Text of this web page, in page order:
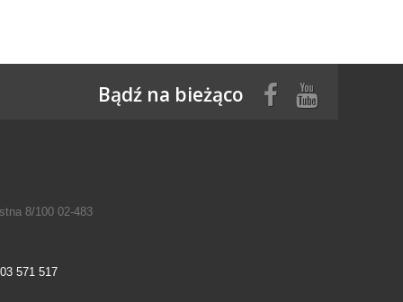
Bądź na bieżąco
8/100 02-483
571 517